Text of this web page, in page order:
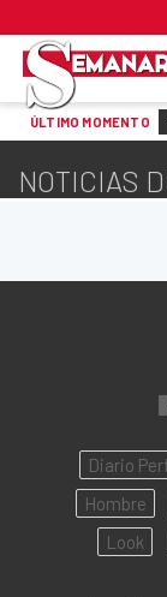
ÚLTIMO MOMENTO
NOTICIAS
Diario
Hombre
Look